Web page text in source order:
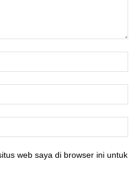
web saya di browser ini untuk